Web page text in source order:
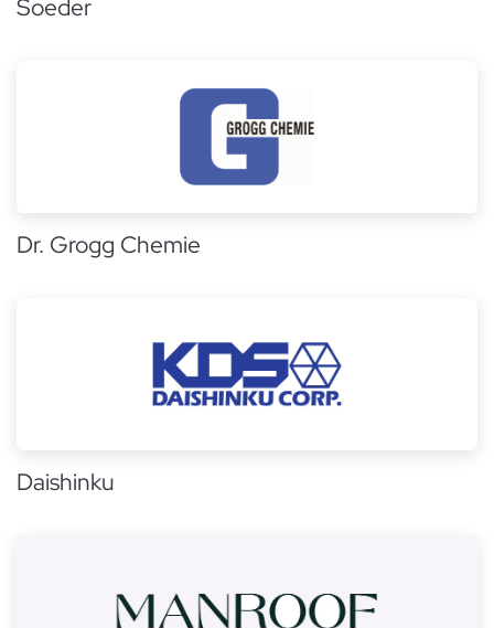
Soeder
Dr. Grogg Chemie
Daishinku